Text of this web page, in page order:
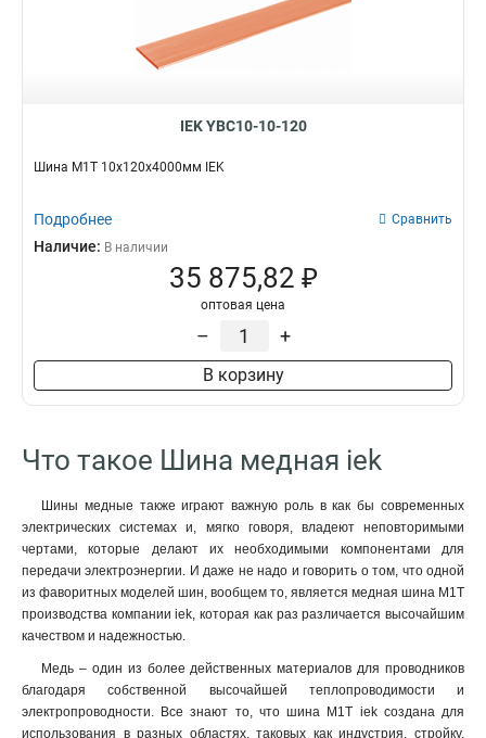
IEK YBC10-10-120
Шина М1Т 10х120х4000мм IEK
Подробнее Сравнить
Наличие: В наличии
35 875,82 ₽
оптовая цена
– +
В корзину
Что такое Шина медная iek
Шины медные также играют важную роль в как бы современных
электрических системах и, мягко говоря, владеют неповторимыми
чертами, которые делают их необходимыми компонентами для
передачи электроэнергии. И даже не надо и говорить о том, что одной
из фаворитных моделей шин, вообщем то, является медная шина М1Т
производства компании iek, которая как раз различается высочайшим
качеством и надежностью.
Медь – один из более действенных материалов для проводников
благодаря собственной высочайшей теплопроводимости и
электропроводности. Все знают то, что шина М1Т iek создана для
использования в разных областях, таковых как индустрия, стройку,